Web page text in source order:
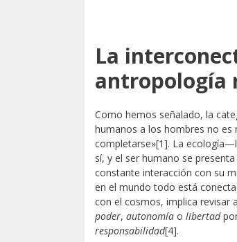
La
antropología
Como hemos señalado, la
humanos a los hombres no es
completarse»[1]. La
sí, y el ser humano se
constante interacción con su
en el mundo todo está
con el cosmos, implica revisar
poder, autonomía o libertad
responsabilidad[4].